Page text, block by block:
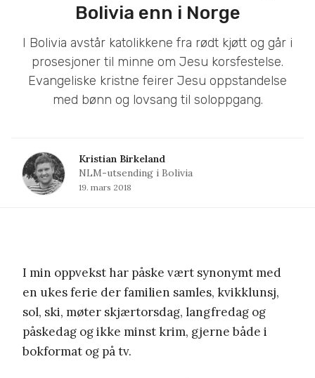
Bolivia enn i Norge
I Bolivia avstår katolikkene fra rødt kjøtt og går i
prosesjoner til minne om Jesu korsfestelse.
Evangeliske kristne feirer Jesu oppstandelse
med bønn og lovsang til soloppgang.
Kristian Birkeland
NLM-utsending i Bolivia
19. mars 2018
I min oppvekst har påske vært synonymt med
en ukes ferie der familien samles, kvikklunsj,
sol, ski, møter skjærtorsdag, langfredag og
påskedag og ikke minst krim, gjerne både i
bokformat og på tv.